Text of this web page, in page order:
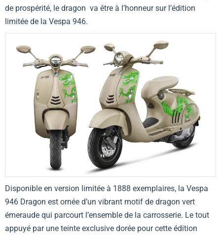
de prospérité, le dragon va être à l’honneur sur l’édition
limitée de la Vespa 946.
Disponible en version limitée à 1888 exemplaires, la Vespa
946 Dragon est ornée d’un vibrant motif de dragon vert
émeraude qui parcourt l’ensemble de la carrosserie. Le tout
appuyé par une teinte exclusive dorée pour cette édition